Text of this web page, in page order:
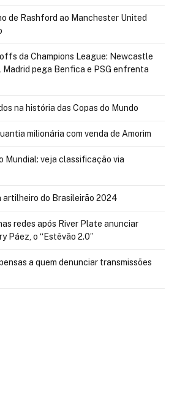
de Rashford ao Manchester United
da Champions League: Newcastle
Madrid pega Benfica e PSG enfrenta
na história das Copas do Mundo
milionária com venda de Amorim
Mundial: veja classificação via
artilheiro do Brasileirão 2024
redes após River Plate anunciar
Páez, o “Estêvão 2.0”
a quem denunciar transmissões